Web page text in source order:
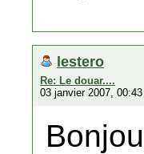
lestero
Re: Le douar....
03 janvier 2007, 00:43